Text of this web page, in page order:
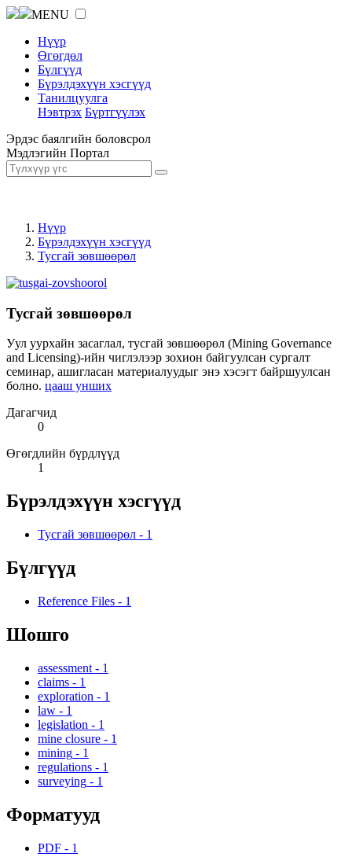
MENU
Нүүр
Өгөгдөл
Бүлгүүд
Бүрэлдэхүүн хэсгүүд
Танилцуулга
Нэвтрэх Бүртгүүлэх
Эрдэс баялгийн боловсрол
Мэдлэгийн Портал
Нүүр
Бүрэлдэхүүн хэсгүүд
Тусгай зөвшөөрөл
Тусгай зөвшөөрөл
Уул уурхайн засаглал, тусгай зөвшөөрөл (Mining Governance
and Licensing)-ийн чиглэлээр зохион байгуулсан сургалт
семинар, ашигласан материалуудыг энэ хэсэгт байршуулсан
болно. цааш унших
Дагагчид
0
Өгөгдлийн бүрдлүүд
1
Бүрэлдэхүүн хэсгүүд
Тусгай зөвшөөрөл - 1
Бүлгүүд
Reference Files - 1
Шошго
assessment - 1
claims - 1
exploration - 1
law - 1
legislation - 1
mine closure - 1
mining - 1
regulations - 1
surveying - 1
Форматууд
PDF - 1